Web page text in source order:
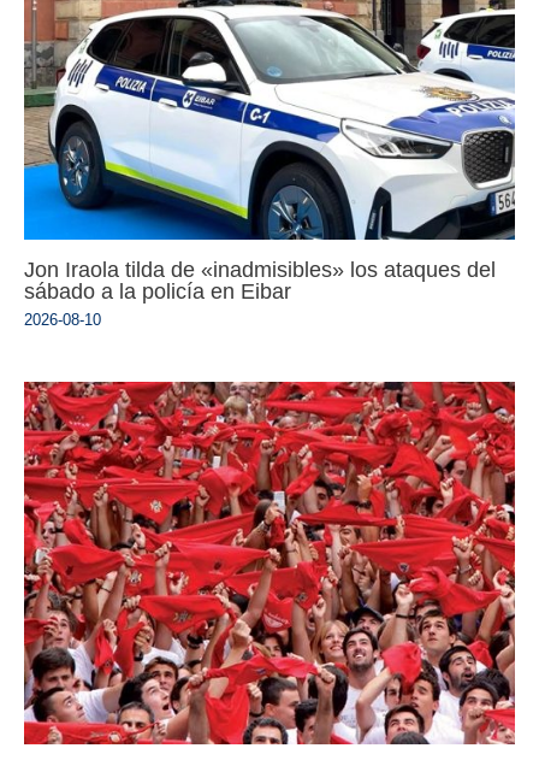
Jon Iraola tilda de «inadmisibles» los ataques del
sábado a la policía en Eibar
2026-08-10